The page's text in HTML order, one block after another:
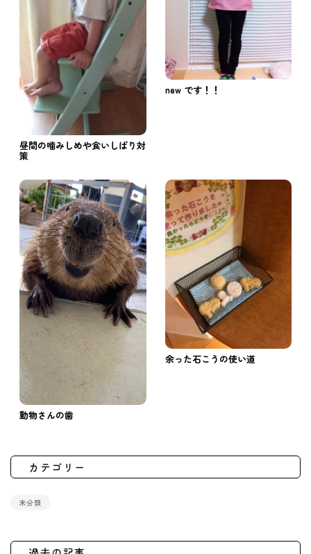
昼間の噛みしめや食いしばり対
策
new です！！
動物さんの歯
余った石こうの使い道
カテゴリー
未分類